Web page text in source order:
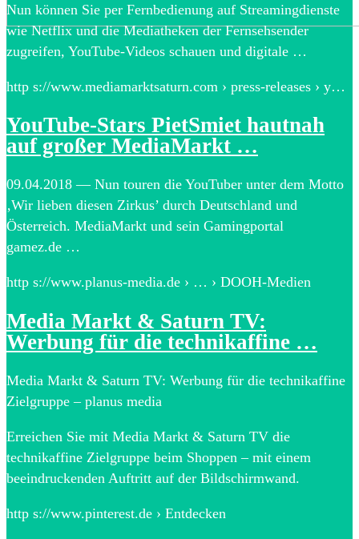
Nun können Sie per Fernbedienung auf Streamingdienste
wie Netflix und die Mediatheken der Fernsehsender
zugreifen, YouTube-Videos schauen und digitale …
http s://www.mediamarktsaturn.com › press-releases › y…
YouTube-Stars PietSmiet hautnah
auf großer MediaMarkt …
09.04.2018 — Nun touren die YouTuber unter dem Motto
‚Wir lieben diesen Zirkus’ durch Deutschland und
Österreich. MediaMarkt und sein Gamingportal
gamez.de …
http s://www.planus-media.de › … › DOOH-Medien
Media Markt & Saturn TV:
Werbung für die technikaffine …
Media Markt & Saturn TV: Werbung für die technikaffine
Zielgruppe – planus media
Erreichen Sie mit Media Markt & Saturn TV die
technikaffine Zielgruppe beim Shoppen – mit einem
beeindruckenden Auftritt auf der Bildschirmwand.
http s://www.pinterest.de › Entdecken